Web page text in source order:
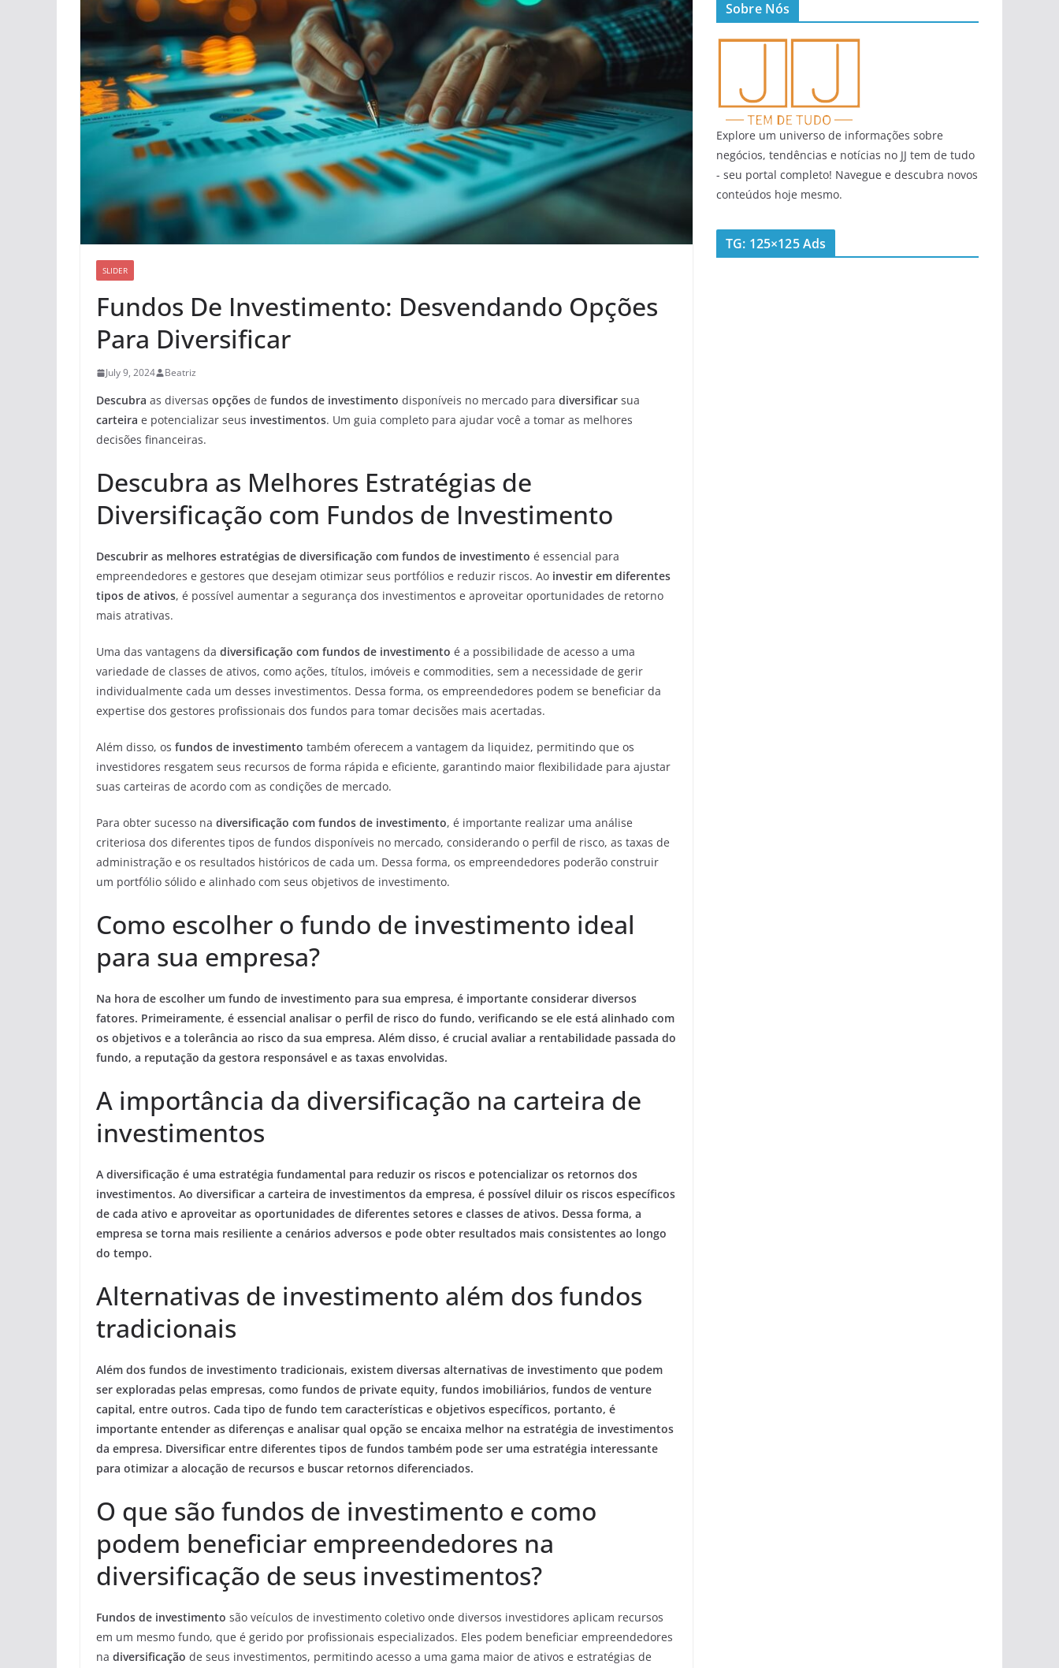
SLIDER
Fundos De Investimento: Desvendando Opções
Para Diversificar
July 9, 2024 Beatriz
Descubra as diversas opções de fundos de investimento disponíveis no mercado para diversificar sua
carteira e potencializar seus investimentos. Um guia completo para ajudar você a tomar as melhores
decisões financeiras.
Descubra as Melhores Estratégias de
Diversificação com Fundos de Investimento
Descubrir as melhores estratégias de diversificação com fundos de investimento é essencial para
empreendedores e gestores que desejam otimizar seus portfólios e reduzir riscos. Ao investir em diferentes
tipos de ativos, é possível aumentar a segurança dos investimentos e aproveitar oportunidades de retorno
mais atrativas.
Uma das vantagens da diversificação com fundos de investimento é a possibilidade de acesso a uma
variedade de classes de ativos, como ações, títulos, imóveis e commodities, sem a necessidade de gerir
individualmente cada um desses investimentos. Dessa forma, os empreendedores podem se beneficiar da
expertise dos gestores profissionais dos fundos para tomar decisões mais acertadas.
Além disso, os fundos de investimento também oferecem a vantagem da liquidez, permitindo que os
investidores resgatem seus recursos de forma rápida e eficiente, garantindo maior flexibilidade para ajustar
suas carteiras de acordo com as condições de mercado.
Para obter sucesso na diversificação com fundos de investimento, é importante realizar uma análise
criteriosa dos diferentes tipos de fundos disponíveis no mercado, considerando o perfil de risco, as taxas de
administração e os resultados históricos de cada um. Dessa forma, os empreendedores poderão construir
um portfólio sólido e alinhado com seus objetivos de investimento.
Como escolher o fundo de investimento ideal
para sua empresa?
Na hora de escolher um fundo de investimento para sua empresa, é importante considerar diversos
fatores. Primeiramente, é essencial analisar o perfil de risco do fundo, verificando se ele está alinhado com
os objetivos e a tolerância ao risco da sua empresa. Além disso, é crucial avaliar a rentabilidade passada do
fundo, a reputação da gestora responsável e as taxas envolvidas.
A importância da diversificação na carteira de
investimentos
A diversificação é uma estratégia fundamental para reduzir os riscos e potencializar os retornos dos
investimentos. Ao diversificar a carteira de investimentos da empresa, é possível diluir os riscos específicos
de cada ativo e aproveitar as oportunidades de diferentes setores e classes de ativos. Dessa forma, a
empresa se torna mais resiliente a cenários adversos e pode obter resultados mais consistentes ao longo
do tempo.
Alternativas de investimento além dos fundos
tradicionais
Além dos fundos de investimento tradicionais, existem diversas alternativas de investimento que podem
ser exploradas pelas empresas, como fundos de private equity, fundos imobiliários, fundos de venture
capital, entre outros. Cada tipo de fundo tem características e objetivos específicos, portanto, é
importante entender as diferenças e analisar qual opção se encaixa melhor na estratégia de investimentos
da empresa. Diversificar entre diferentes tipos de fundos também pode ser uma estratégia interessante
para otimizar a alocação de recursos e buscar retornos diferenciados.
O que são fundos de investimento e como
podem beneficiar empreendedores na
diversificação de seus investimentos?
Fundos de investimento são veículos de investimento coletivo onde diversos investidores aplicam recursos
em um mesmo fundo, que é gerido por profissionais especializados. Eles podem beneficiar empreendedores
na diversificação de seus investimentos, permitindo acesso a uma gama maior de ativos e estratégias de
Sobre Nós
Explore um universo de informações sobre
negócios, tendências e notícias no JJ tem de tudo
- seu portal completo! Navegue e descubra novos
conteúdos hoje mesmo.
TG: 125×125 Ads